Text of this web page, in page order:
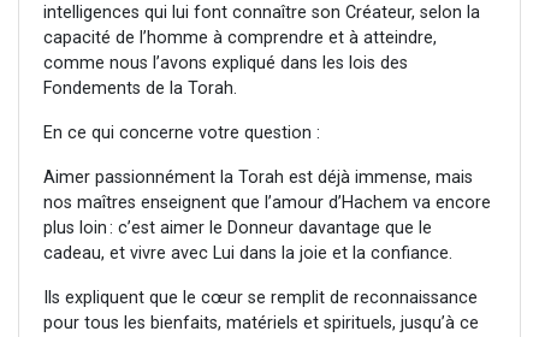
intelligences qui lui font connaître son Créateur, selon la
capacité de l’homme à comprendre et à atteindre,
comme nous l’avons expliqué dans les lois des
Fondements de la Torah.
En ce qui concerne votre question :
Aimer passionnément la Torah est déjà immense, mais
nos maîtres enseignent que l’amour d’Hachem va encore
plus loin : c’est aimer le Donneur davantage que le
cadeau, et vivre avec Lui dans la joie et la confiance.
Ils expliquent que le cœur se remplit de reconnaissance
pour tous les bienfaits, matériels et spirituels, jusqu’à ce